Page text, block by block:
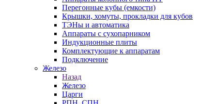
Перегонные кубы (емкости)
Крышки, хомуты, прокладки для кубов
ТЭНы и автоматика
Аппараты с сухопарником
Индукционные плиты
Комплектующие к аппаратам
Подключение
Железо
Назад
Железо
Царги